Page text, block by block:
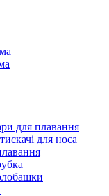
для плавання
для носа